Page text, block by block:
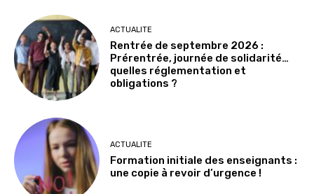
ACTUALITE
Rentrée de septembre 2026 :
Prérentrée, journée de solidarité…
quelles réglementation et
obligations ?
ACTUALITE
Formation initiale des enseignants :
une copie à revoir d’urgence !